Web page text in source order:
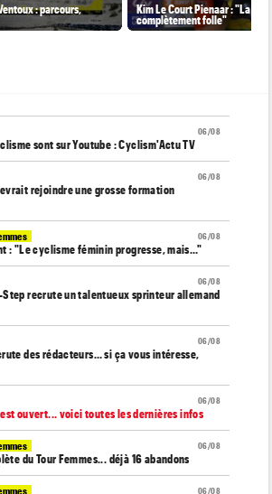
: parcours,
Kim Le Court Pienaar : "La
complètement folle"
06/08
sont sur Youtube : Cyclism'Actu TV
06/08
rejoindre une grosse formation
06/08
: "Le cyclisme féminin progresse, mais…"
06/08
recrute un talentueux sprinteur allemand
06/08
des rédacteurs… si ça vous intéresse,
06/08
ouvert... voici toutes les dernières infos
06/08
du Tour Femmes... déjà 16 abandons
06/08